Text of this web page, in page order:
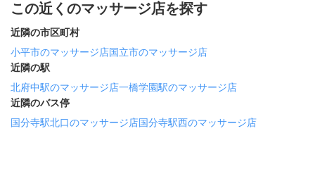
この近くのマッサージ店を探す
近隣の市区町村
小平市のマッサージ店国立市のマッサージ店
近隣の駅
北府中駅のマッサージ店一橋学園駅のマッサージ店
近隣のバス停
国分寺駅北口のマッサージ店国分寺駅西のマッサージ店